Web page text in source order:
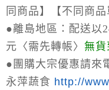
同商品】【不同商
●離島地區： 配送以
元〈需先轉帳〉 無貨
● 團購大宗優惠請來
永萍蔬食 http://